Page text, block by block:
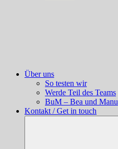
Über uns
So testen wir
Werde Teil des Teams
BuM – Bea und Manu
Kontakt / Get in touch